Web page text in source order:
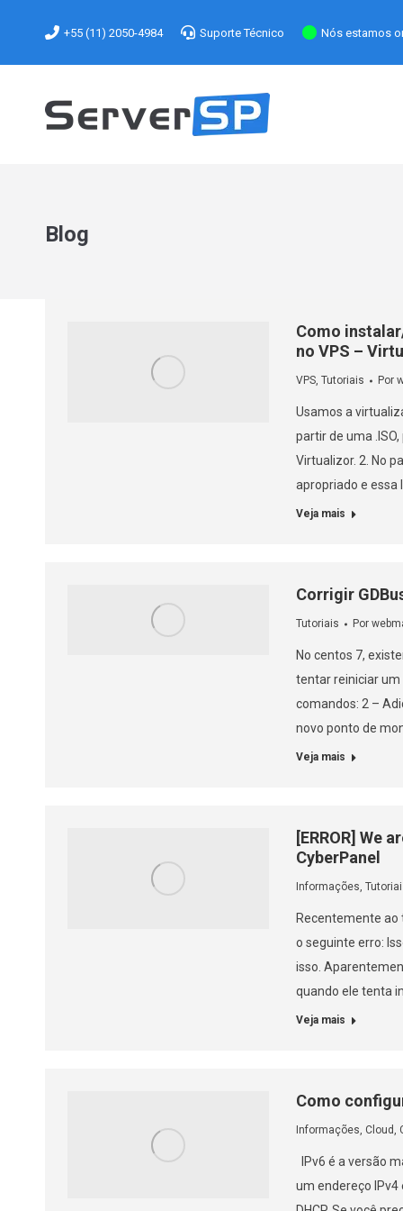
+55 (11) 2050-4984 Suporte Técnico Nós estamos
Blog
Como
no VPS –
VPS, Tutoriais Por
Usamos a
partir de uma
Virtualizor. 2. No
apropriado e essa
Veja mais
Corrigir
Tutoriais Por
No centos 7,
tentar reiniciar um
comandos: 2 –
novo ponto de
Veja mais
[ERROR] We
CyberPanel
Informações,
Recentemente ao
o seguinte erro:
isso.
quando ele tenta
Veja mais
Como
Informações, Cloud ,
IPv6 é a versão
um endereço IPv4